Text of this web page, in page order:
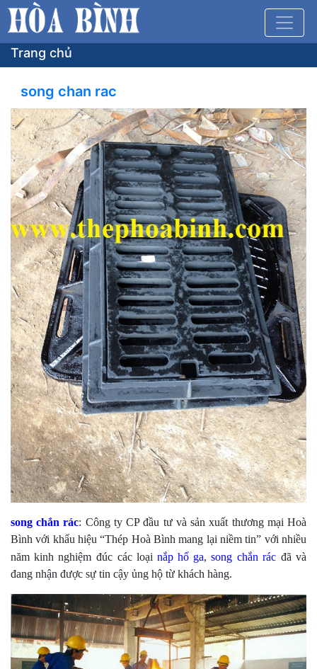
Trang chủ
song chan rac
song chắn rác: Công ty CP đầu tư và sản xuất thương mại Hoà
Bình với khẩu hiệu “Thép Hoà Bình mang lại niềm tin” với nhiều
năm kinh nghiệm đúc các loại nắp hố ga,song chắn rác đã và
đang nhận được sự tin cậy ủng hộ từ khách hàng.